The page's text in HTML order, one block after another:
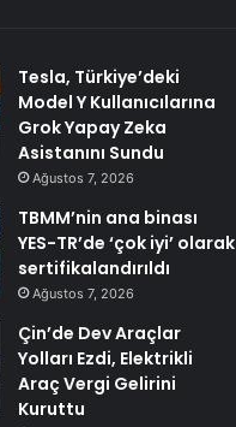
Tesla, Türkiye’deki
Model Y Kullanıcılarına
Grok Yapay Zeka
Asistanını Sundu
Ağustos 7, 2026
TBMM’nin ana binası
YES-TR’de ‘çok iyi’ olarak
sertifikalandırıldı
Ağustos 7, 2026
Çin’de Dev Araçlar
Yolları Ezdi, Elektrikli
Araç Vergi Gelirini
Kuruttu